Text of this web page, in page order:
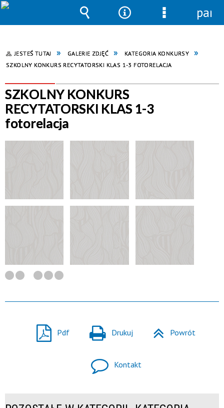
JESTEŚ TUTAJ GALERIE ZDJĘĆ
KATEGORIA KONKURSY
SZKOLNY KONKURS RECYTATORSKI KLAS 1-3 FOTORELACJA
SZKOLNY KONKURS
RECYTATORSKI KLAS 1-3
fotorelacja
Pdf Drukuj Powrót
Kontakt
Wyszukiwarka
NarzędziaMenu